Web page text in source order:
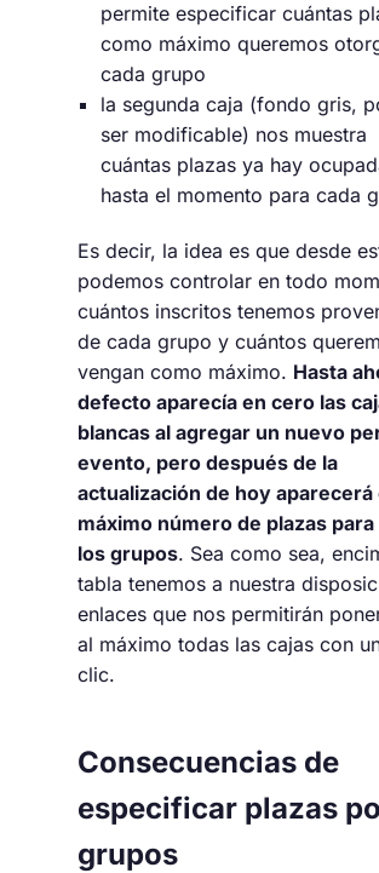
permite especificar cuántas
como máximo queremos
cada grupo
la segunda caja (fondo gris,
ser modificable) nos muestra
cuántas plazas ya hay
hasta el momento para cada
Es decir, la idea es que desde
podemos controlar en todo
cuántos inscritos tenemos
de cada grupo y cuántos
vengan como máximo. Hasta
defecto aparecía en cero las
blancas al agregar un nuevo
evento, pero después de la
actualización de hoy aparecerá
máximo número de plazas
los grupos. Sea como sea,
tabla tenemos a nuestra
enlaces que nos permitirán
al máximo todas las cajas con
clic.
Consecuencias de
especificar plazas
grupos